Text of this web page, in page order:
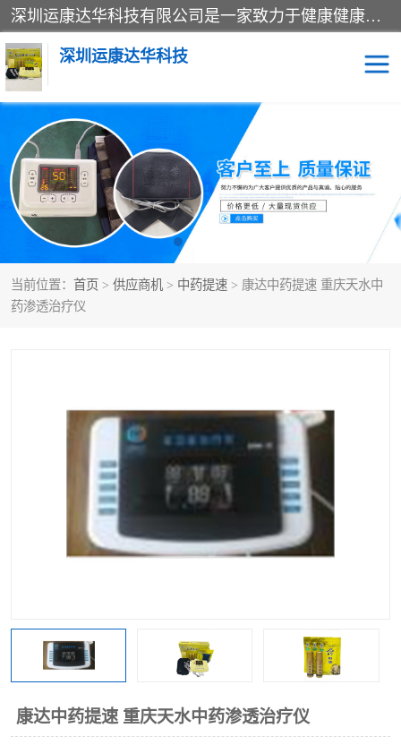
深圳运康达华科技有限公司是一家致力于健康健康产业的现代化企业，已经走过了15个春秋，开创了中医外用发展的新未来，是专业从事中医医疗仪器的研发、生产、销售、服务为一体的子公司，在医疗器械的设计、开发和生产方面率先引进国际先进技术和好的科技人员，先后开发出了场效应治疗仪、多功能治疗仪、颈椎治疗仪、腰椎治疗仪、增效垫等多个系列。
深圳运康达华科技
当前位置： 首页 > 供应商机 > 中药提速 > 康达中药提速 重庆天水中
药渗透治疗仪
康达中药提速 重庆天水中药渗透治疗仪
多功能治疗仪 中药提速
中低频治疗仪 脉冲治疗仪
**腺治疗仪